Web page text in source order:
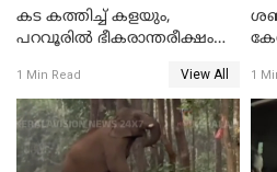
കട കത്തിച്ച് കളയും,
പറവൂരില്‍ ഭീകരാന്തരീക്ഷം
1 Min Read View All 1